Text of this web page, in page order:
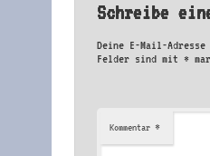
Schreibe
Deine E-Mail-
Felder sind mit *
Kommentar *